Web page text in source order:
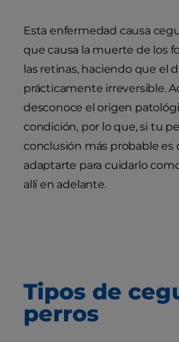
Esta enfermedad causa
que causa la muerte de los
las retinas, haciendo que el
prácticamente irreversible.
desconoce el origen
condición, por lo que, si tu
conclusión más probable es
adaptarte para cuidarlo
allí en adelante.
Tipos de
perros